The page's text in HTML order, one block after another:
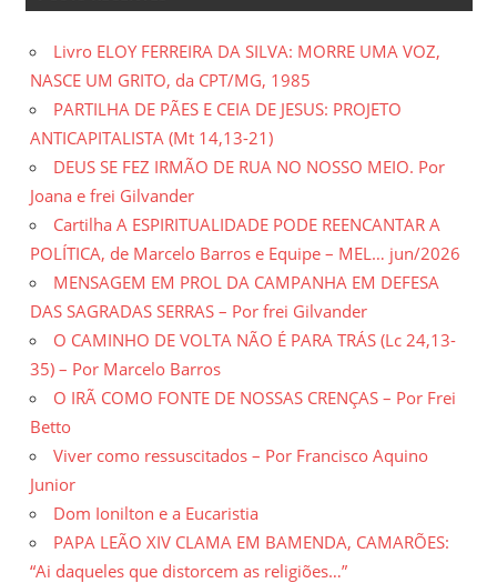
Livro ELOY FERREIRA DA SILVA: MORRE UMA VOZ,
NASCE UM GRITO, da CPT/MG, 1985
PARTILHA DE PÃES E CEIA DE JESUS: PROJETO
ANTICAPITALISTA (Mt 14,13-21)
DEUS SE FEZ IRMÃO DE RUA NO NOSSO MEIO. Por
Joana e frei Gilvander
Cartilha A ESPIRITUALIDADE PODE REENCANTAR A
POLÍTICA, de Marcelo Barros e Equipe – MEL… jun/2026
MENSAGEM EM PROL DA CAMPANHA EM DEFESA
DAS SAGRADAS SERRAS – Por frei Gilvander
O CAMINHO DE VOLTA NÃO É PARA TRÁS (Lc 24,13-
35) – Por Marcelo Barros
O IRÃ COMO FONTE DE NOSSAS CRENÇAS – Por Frei
Betto
Viver como ressuscitados – Por Francisco Aquino
Junior
Dom Ionilton e a Eucaristia
PAPA LEÃO XIV CLAMA EM BAMENDA, CAMARÕES:
“Ai daqueles que distorcem as religiões…”